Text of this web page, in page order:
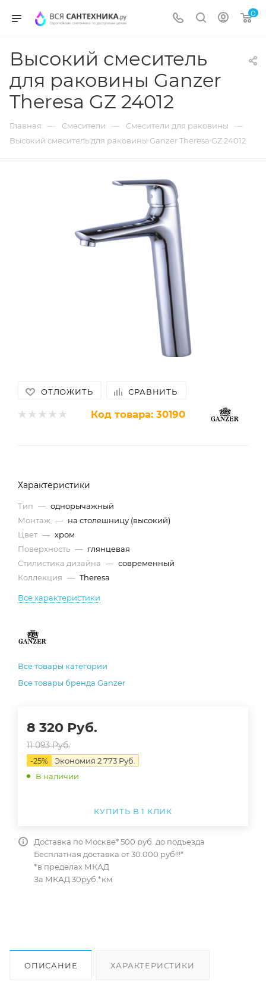
0
Высокий смеситель
для раковины Ganzer
Theresa GZ 24012
Главная — Смесители — Смесители для раковины —
Высокий смеситель для раковины Ganzer Theresa GZ 24012
ОТЛОЖИТЬ СРАВНИТЬ
Код товара: 30190
Характеристики
Тип — однорычажный
Монтаж — на столешницу (высокий)
Цвет — хром
Поверхность — глянцевая
Стилистика дизайна — современный
Коллекция — Theresa
Все характеристики
Все товары категории
Все товары бренда Ganzer
8 320 Руб.
11 093Руб.
-25% Экономия 2 773 Руб.
В наличии
КУПИТЬ В 1 КЛИК
Доставка по Москве* 500 руб. до подъезда
Бесплатная доставка от 30.000 руб!!!*
*в пределах МКАД
За МКАД 30руб.*км
ОПИСАНИЕ ХАРАКТЕРИСТИКИ